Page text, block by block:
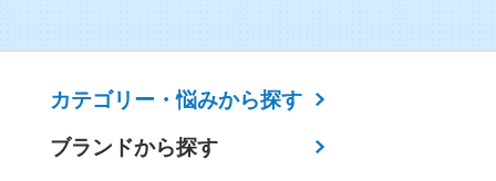
カテゴリー・悩みから探す
ブランドから探す